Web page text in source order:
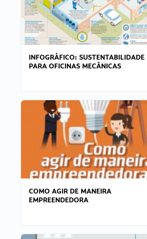
INFOGRÁFICO: SUSTENTABILIDADE
PARA OFICINAS MECÂNICAS
COMO AGIR DE MANEIRA
EMPREENDEDORA